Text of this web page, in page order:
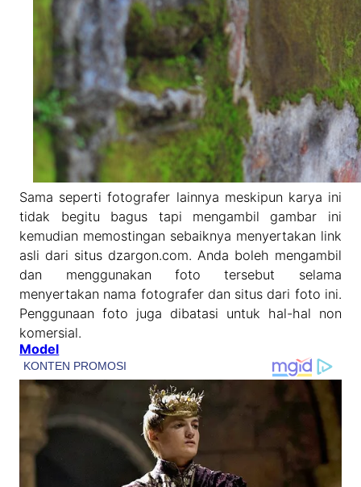
Sama seperti fotografer lainnya meskipun karya ini
tidak begitu bagus tapi mengambil gambar ini
kemudian memostingan sebaiknya menyertakan link
asli dari situs dzargon.com. Anda boleh mengambil
dan menggunakan foto tersebut selama
menyertakan nama fotografer dan situs dari foto ini.
Penggunaan foto juga dibatasi untuk hal-hal non
komersial.
Model